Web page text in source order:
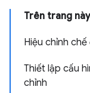
Trên trang này
Hiệu chỉnh
Thiết lập cấu
chỉnh